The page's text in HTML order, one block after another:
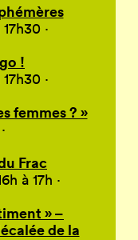
·
!
·
femmes ? »
Frac
à 17h ·
» –
de la